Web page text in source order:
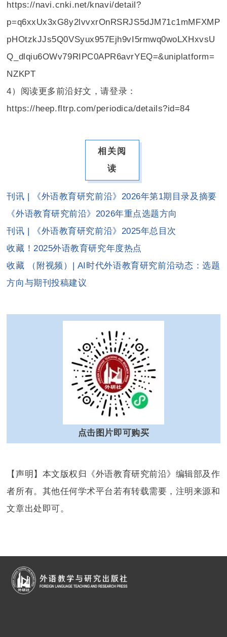
https://navi.cnki.net/knavi/detail?
p=q6xxUx3xG8y2lvvxrOnRSRJS5dJM71c1mMFXMP
pHOtzkJJs5Q0VSyux957Ejh9vI5rmwq0woLXHxvsU
Q_dlqiu6OWv79RIPC0APR6avrYEQ=&uniplatform=
NZKPT
4）阅读更多前沿好文，请登录：
https://heep.fltrp.com/periodica/details?id=84
相关阅
读
刊讯 | 《外语教育研究前沿》2026年第1期目录及摘要
《外语教育研究前沿》2026年重点选题方向
刊讯 | 《外语教育研究前沿》2025年总目次
收藏！2025外语教育研究年度热点
收藏 （附视频）| AI时代外语教育研究前沿动态：选题
方向与期刊投稿建议
点击图片即可购买
【声明】本文版权归《外语教育研究前沿》编辑部及作
者所有。其他任何学术平台若有转载需要，注明来源和
文章出处即可。